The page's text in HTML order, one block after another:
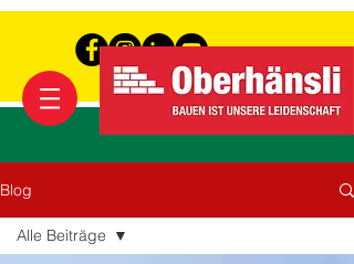
Blog
Alle Beiträge